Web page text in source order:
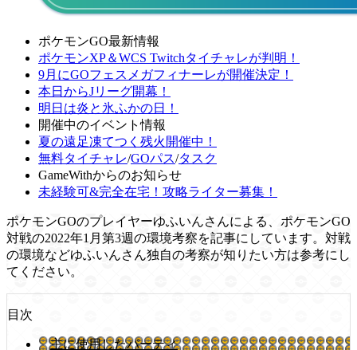
ポケモンGO最新情報
ポケモンXP＆WCS Twitchタイチャレが判明！
9月にGOフェスメガフィナーレが開催決定！
本日からJリーグ開幕！
明日は炎と氷ふかの日！
開催中のイベント情報
夏の遠足凍てつく残火開催中！
無料タイチャレ/GOパス/タスク
GameWithからのお知らせ
未経験可&完全在宅！攻略ライター募集！
ポケモンGOのプレイヤーゆふいんさんによる、ポケモンGO
対戦の2022年1月第3週の環境考察を記事にしています。対戦
の環境などゆふいんさん独自の考察が知りたい方は参考にし
てください。
目次
主に使用したパーティ